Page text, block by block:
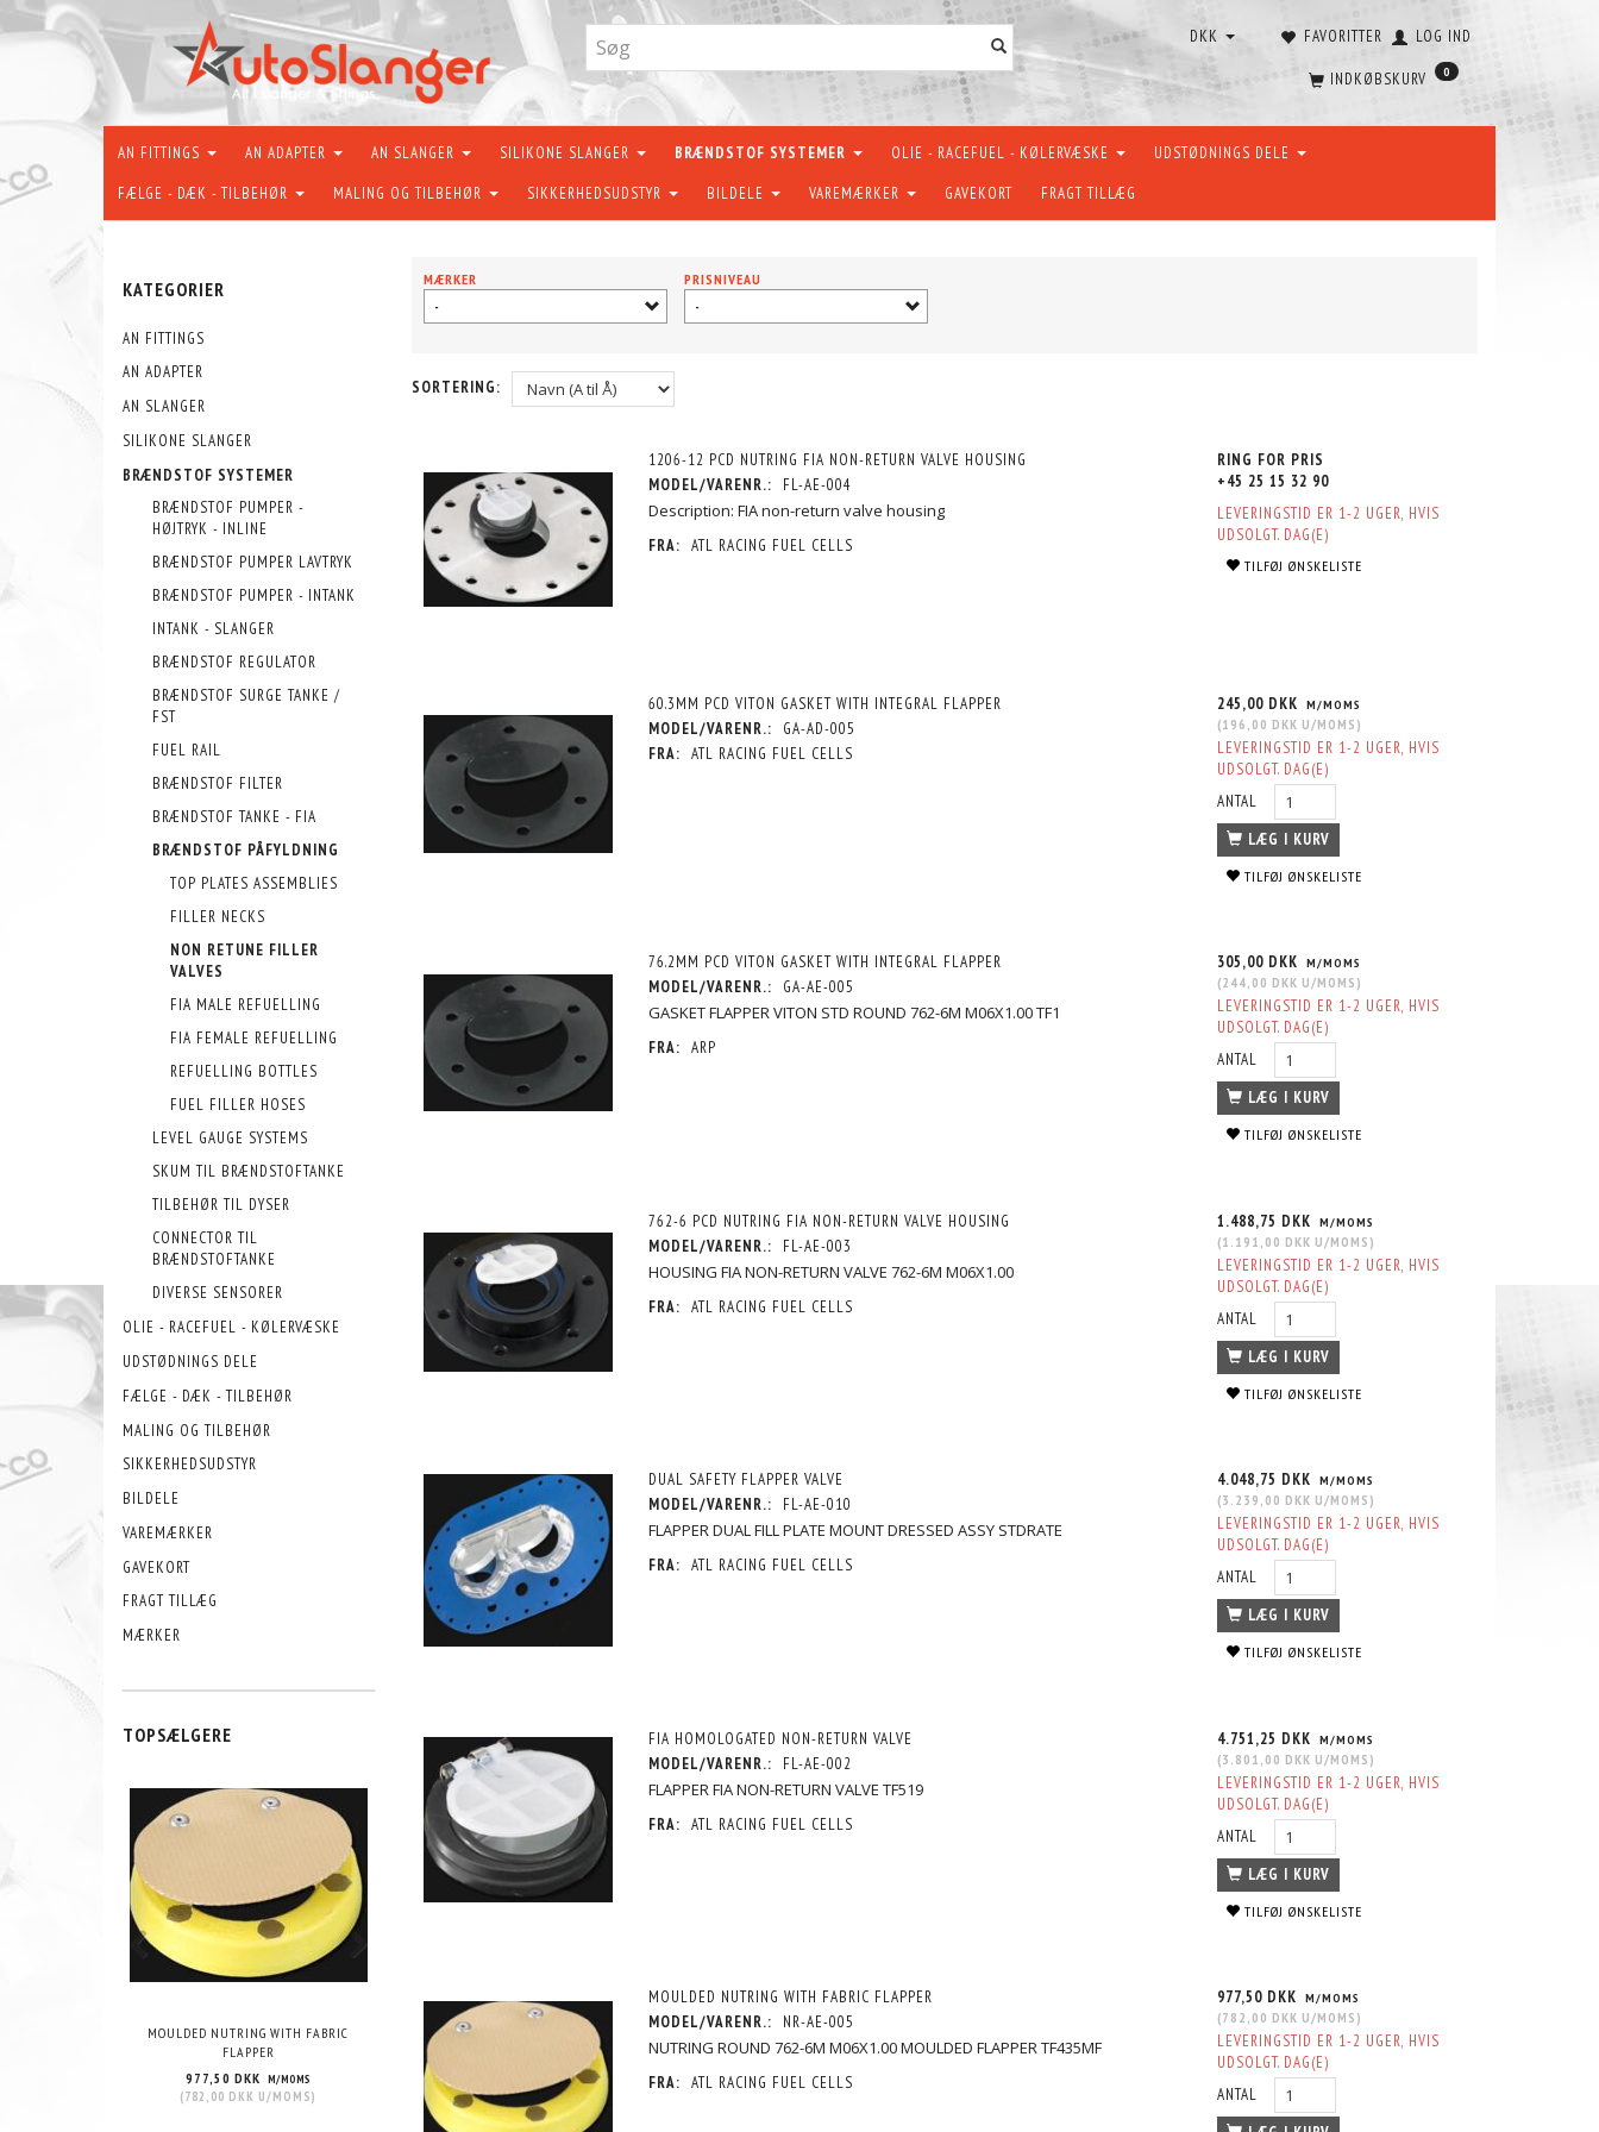
FAVORITTER LOG IND
DKK
INDKØBSKURV 0
AN FITTINGS AN ADAPTER AN SLANGER SILIKONE SLANGER BRÆNDSTOF SYSTEMER OLIE - RACEFUEL - KØLERVÆSKE UDSTØDNINGS DELE
FÆLGE - DÆK - TILBEHØR MALING OG TILBEHØR SIKKERHEDSUDSTYR BILDELE VAREMÆRKER GAVEKORT FRAGT TILLÆG
KATEGORIER
AN FITTINGS
AN ADAPTER
AN SLANGER
SILIKONE SLANGER
BRÆNDSTOF SYSTEMER
BRÆNDSTOF PUMPER -
HØJTRYK - INLINE
BRÆNDSTOF PUMPER LAVTRYK
BRÆNDSTOF PUMPER - INTANK
INTANK - SLANGER
BRÆNDSTOF REGULATOR
BRÆNDSTOF SURGE TANKE /
FST
FUEL RAIL
BRÆNDSTOF FILTER
BRÆNDSTOF TANKE - FIA
BRÆNDSTOF PÅFYLDNING
TOP PLATES ASSEMBLIES
FILLER NECKS
NON RETUNE FILLER
VALVES
FIA MALE REFUELLING
FIA FEMALE REFUELLING
REFUELLING BOTTLES
FUEL FILLER HOSES
LEVEL GAUGE SYSTEMS
SKUM TIL BRÆNDSTOFTANKE
TILBEHØR TIL DYSER
CONNECTOR TIL
BRÆNDSTOFTANKE
DIVERSE SENSORER
OLIE - RACEFUEL - KØLERVÆSKE
UDSTØDNINGS DELE
FÆLGE - DÆK - TILBEHØR
MALING OG TILBEHØR
SIKKERHEDSUDSTYR
BILDELE
VAREMÆRKER
GAVEKORT
FRAGT TILLÆG
MÆRKER
TOPSÆLGERE
MOULDED NUTRING WITH FABRIC
FLAPPER
977,50 DKK M/MOMS
(782,00 DKK U/MOMS)
76.2MM PCD VITON GASKET WITH
305,00 DKK
M/MOMS
244,00 DKKU/MOMS)
60.3MM PCD VITON GASKET WITH
INTEGRAL FLAPPER
245,00 DKK M/MOMS
VALVE HOUSING
1206-12 PCD NUTRING FIA NON-
RETURN VALVE HOUSING
RING FOR PRIS
+45 25 15 32 90
FIA HOMOLOGATED NON-RETURN
MÆRKER
-
PRISNIVEAU
-
SORTERING:
1206-12 PCD NUTRING FIA NON-RETURN VALVE HOUSING
MODEL/VARENR.:
FL-AE-004
Description: FIA non-return valve housing
FRA: ATL RACING FUEL CELLS
RING FOR PRIS
+45 25 15 32 90
LEVERINGSTID ER 1-2 UGER, HVIS
UDSOLGT. DAG(E)
TILFØJ ØNSKELISTE
60.3MM PCD VITON GASKET WITH INTEGRAL FLAPPER
MODEL/VARENR.:
GA-AD-005
FRA: ATL RACING FUEL CELLS
245,00 DKK M/MOMS
(196,00 DKK U/MOMS )
LEVERINGSTID ER 1-2 UGER, HVIS
UDSOLGT. DAG(E)
ANTAL
LÆG I KURV
TILFØJ ØNSKELISTE
76.2MM PCD VITON GASKET WITH INTEGRAL FLAPPER
MODEL/VARENR.:
GA-AE-005
GASKET FLAPPER VITON STD ROUND 762-6M M06X1.00 TF1
FRA: ARP
305,00 DKK M/MOMS
(244,00 DKK U/MOMS )
LEVERINGSTID ER 1-2 UGER, HVIS
UDSOLGT. DAG(E)
ANTAL
LÆG I KURV
TILFØJ ØNSKELISTE
762-6 PCD NUTRING FIA NON-RETURN VALVE HOUSING
MODEL/VARENR.:
FL-AE-003
HOUSING FIA NON-RETURN VALVE 762-6M M06X1.00
FRA: ATL RACING FUEL CELLS
1.488,75 DKK M/MOMS
(1.191,00 DKK U/MOMS )
LEVERINGSTID ER 1-2 UGER, HVIS
UDSOLGT. DAG(E)
ANTAL
LÆG I KURV
TILFØJ ØNSKELISTE
DUAL SAFETY FLAPPER VALVE
MODEL/VARENR.:
FL-AE-010
FLAPPER DUAL FILL PLATE MOUNT DRESSED ASSY STDRATE
FRA: ATL RACING FUEL CELLS
4.048,75 DKK M/MOMS
(3.239,00 DKK U/MOMS )
LEVERINGSTID ER 1-2 UGER, HVIS
UDSOLGT. DAG(E)
ANTAL
LÆG I KURV
TILFØJ ØNSKELISTE
FIA HOMOLOGATED NON-RETURN VALVE
MODEL/VARENR.:
FL-AE-002
FLAPPER FIA NON-RETURN VALVE TF519
FRA: ATL RACING FUEL CELLS
4.751,25 DKK M/MOMS
(3.801,00 DKK U/MOMS )
LEVERINGSTID ER 1-2 UGER, HVIS
UDSOLGT. DAG(E)
ANTAL
LÆG I KURV
TILFØJ ØNSKELISTE
MOULDED NUTRING WITH FABRIC FLAPPER
MODEL/VARENR.:
NR-AE-005
NUTRING ROUND 762-6M M06X1.00 MOULDED FLAPPER TF435MF
FRA: ATL RACING FUEL CELLS
977,50 DKK M/MOMS
(782,00 DKK U/MOMS )
LEVERINGSTID ER 1-2 UGER, HVIS
UDSOLGT. DAG(E)
ANTAL